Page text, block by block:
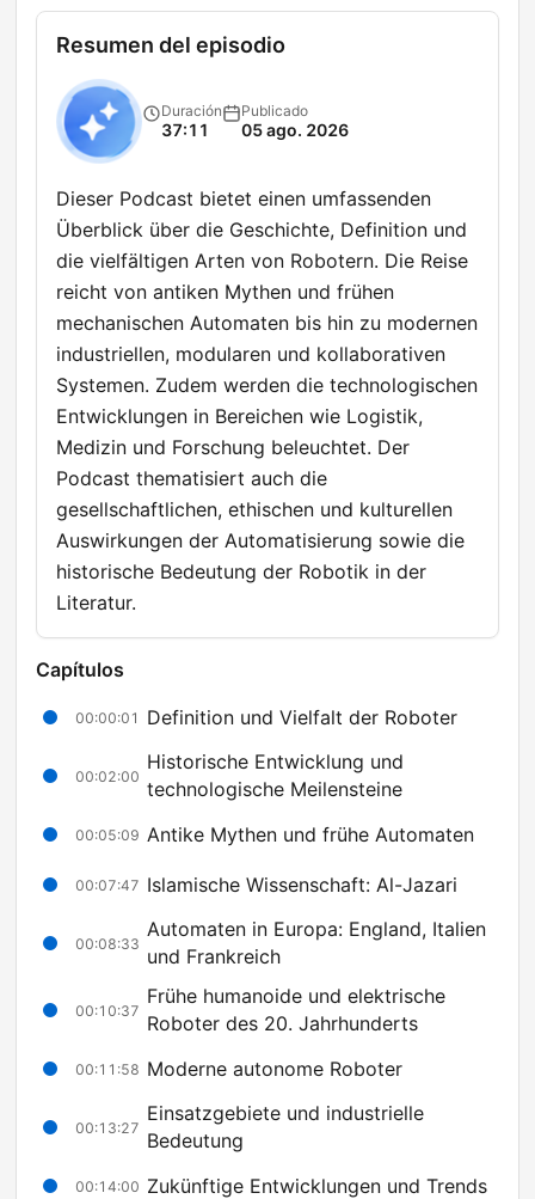
Resumen del episodio
Duración
37:11
Publicado
05 ago. 2026
Dieser Podcast bietet einen umfassenden
Überblick über die Geschichte, Definition und
die vielfältigen Arten von Robotern. Die Reise
reicht von antiken Mythen und frühen
mechanischen Automaten bis hin zu modernen
industriellen, modularen und kollaborativen
Systemen. Zudem werden die technologischen
Entwicklungen in Bereichen wie Logistik,
Medizin und Forschung beleuchtet. Der
Podcast thematisiert auch die
gesellschaftlichen, ethischen und kulturellen
Auswirkungen der Automatisierung sowie die
historische Bedeutung der Robotik in der
Literatur.
Capítulos
00:00:01 Definition und Vielfalt der Roboter
00:02:00
Historische Entwicklung und
technologische Meilensteine
00:05:09 Antike Mythen und frühe Automaten
00:07:47 Islamische Wissenschaft: Al-Jazari
00:08:33
Automaten in Europa: England, Italien
und Frankreich
00:10:37
Frühe humanoide und elektrische
Roboter des 20. Jahrhunderts
00:11:58 Moderne autonome Roboter
00:13:27
Einsatzgebiete und industrielle
Bedeutung
00:14:00 Zukünftige Entwicklungen und Trends